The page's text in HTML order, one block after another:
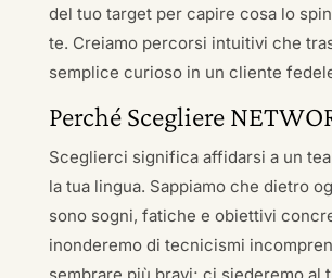
del tuo target per capire cosa lo
te. Creiamo percorsi intuitivi che
semplice curioso in un cliente
Perché Scegliere
Sceglierci significa affidarsi a un
la tua lingua. Sappiamo che dietro
sono sogni, fatiche e obiettivi
inonderemo di tecnicismi